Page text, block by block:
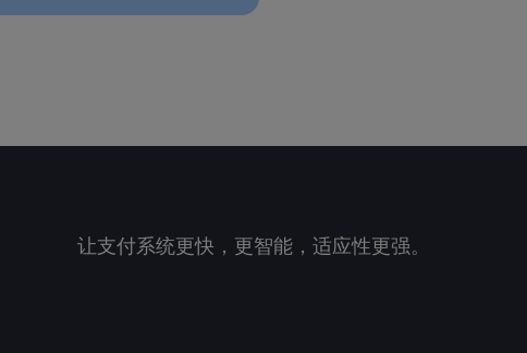
让支付系统更快，更智能，适应性更强。